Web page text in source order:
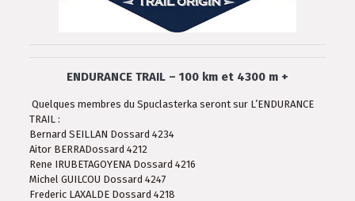
ENDURANCE TRAIL – 100 km et 4300 m +
Quelques membres du Spuclasterka seront sur L’ENDURANCE
TRAIL :
Bernard SEILLAN Dossard 4234
Aitor BERRADossard 4212
Rene IRUBETAGOYENA Dossard 4216
Michel GUILCOU Dossard 4247
Frederic LAXALDE Dossard 4218